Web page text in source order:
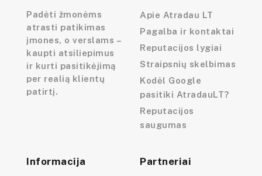
Padėti žmonėms
atrasti patikimas
įmones, o verslams –
kaupti atsiliepimus
ir kurti pasitikėjimą
per realią klientų
patirtį.
Apie Atradau LT
Pagalba ir kontaktai
Reputacijos lygiai
Straipsnių skelbimas
Kodėl Google
pasitiki AtradauLT?
Reputacijos
saugumas
Informacija Partneriai